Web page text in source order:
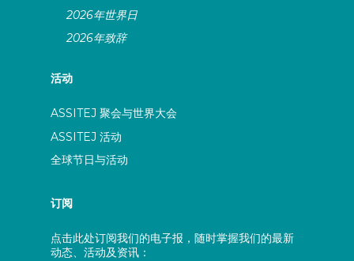
2026年世界日
2026年致辞
活动
ASSITEJ 聚会与世界大会
ASSITEJ 活动
全球节日与活动
订阅
点击此处订阅我们的电子报，随时掌握我们的最新
动态、活动及资讯：